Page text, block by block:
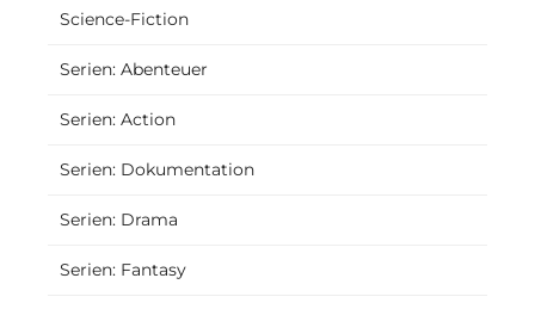
Science-Fiction
Serien: Abenteuer
Serien: Action
Serien: Dokumentation
Serien: Drama
Serien: Fantasy